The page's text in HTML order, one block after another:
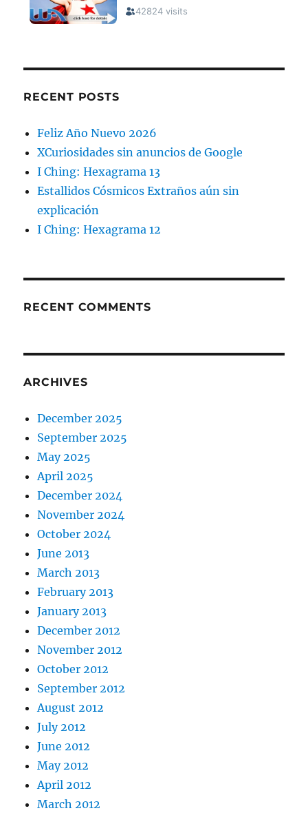
RECENT POSTS
Feliz Año Nuevo 2026
XCuriosidades sin anuncios de Google
I Ching: Hexagrama 13
Estallidos Cósmicos Extraños aún sin
explicación
I Ching: Hexagrama 12
RECENT COMMENTS
ARCHIVES
December 2025
September 2025
May 2025
April 2025
December 2024
November 2024
October 2024
June 2013
March 2013
February 2013
January 2013
December 2012
November 2012
October 2012
September 2012
August 2012
July 2012
June 2012
May 2012
April 2012
March 2012